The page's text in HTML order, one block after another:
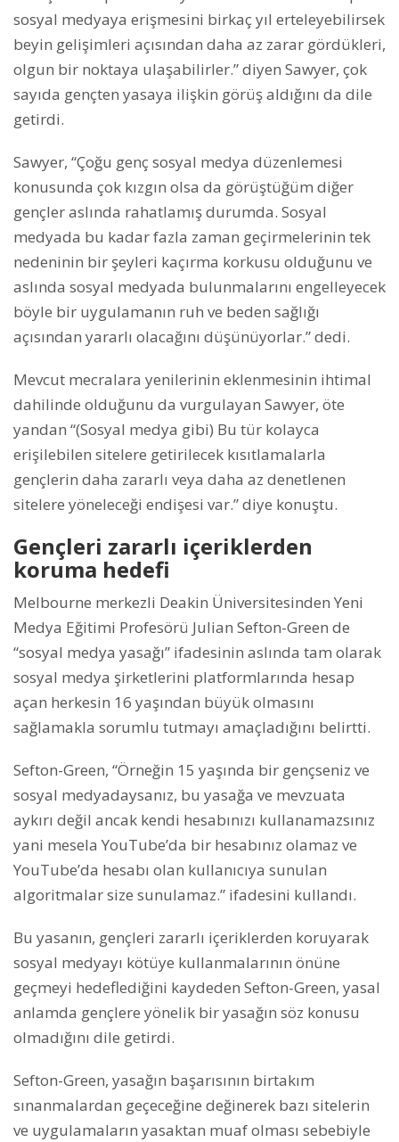
sosyal medyaya erişmesini birkaç yıl erteleyebilirsek
beyin gelişimleri açısından daha az zarar gördükleri,
olgun bir noktaya ulaşabilirler.” diyen Sawyer, çok
sayıda gençten yasaya ilişkin görüş aldığını da dile
getirdi.
Sawyer, “Çoğu genç sosyal medya düzenlemesi
konusunda çok kızgın olsa da görüştüğüm diğer
gençler aslında rahatlamış durumda. Sosyal
medyada bu kadar fazla zaman geçirmelerinin tek
nedeninin bir şeyleri kaçırma korkusu olduğunu ve
aslında sosyal medyada bulunmalarını engelleyecek
böyle bir uygulamanın ruh ve beden sağlığı
açısından yararlı olacağını düşünüyorlar.” dedi.
Mevcut mecralara yenilerinin eklenmesinin ihtimal
dahilinde olduğunu da vurgulayan Sawyer, öte
yandan “(Sosyal medya gibi) Bu tür kolayca
erişilebilen sitelere getirilecek kısıtlamalarla
gençlerin daha zararlı veya daha az denetlenen
sitelere yöneleceği endişesi var.” diye konuştu.
Gençleri zararlı içeriklerden
koruma hedefi
Melbourne merkezli Deakin Üniversitesinden Yeni
Medya Eğitimi Profesörü Julian Sefton-Green de
“sosyal medya yasağı” ifadesinin aslında tam olarak
sosyal medya şirketlerini platformlarında hesap
açan herkesin 16 yaşından büyük olmasını
sağlamakla sorumlu tutmayı amaçladığını belirtti.
Sefton-Green, “Örneğin 15 yaşında bir gençseniz ve
sosyal medyadaysanız, bu yasağa ve mevzuata
aykırı değil ancak kendi hesabınızı kullanamazsınız
yani mesela YouTube’da bir hesabınız olamaz ve
YouTube’da hesabı olan kullanıcıya sunulan
algoritmalar size sunulamaz.” ifadesini kullandı.
Bu yasanın, gençleri zararlı içeriklerden koruyarak
sosyal medyayı kötüye kullanmalarının önüne
geçmeyi hedeflediğini kaydeden Sefton-Green, yasal
anlamda gençlere yönelik bir yasağın söz konusu
olmadığını dile getirdi.
Sefton-Green, yasağın başarısının birtakım
sınanmalardan geçeceğine değinerek bazı sitelerin
ve uygulamaların yasaktan muaf olması sebebiyle